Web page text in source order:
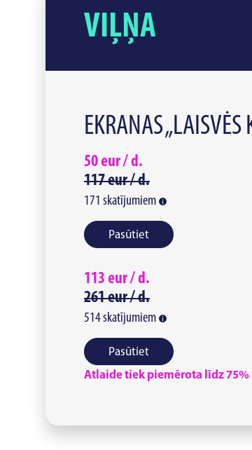
VIĻŅA
EKRANAS
50eur /d.
117eur /d.
171 skatījumiem
Pasūtiet
113 eur /d.
261eur /d.
514skatījumiem
Pasūtiet
Atlaide tiek piemērota līdz